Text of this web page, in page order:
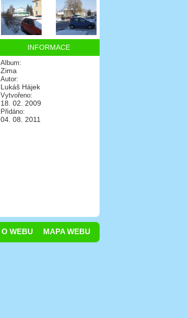
INFORMACE
Album:
Zima
Autor:
Lukáš Hájek
Vytvořeno:
18. 02. 2009
Přidáno:
04. 08. 2011
MAPA WEBU
O WEBU